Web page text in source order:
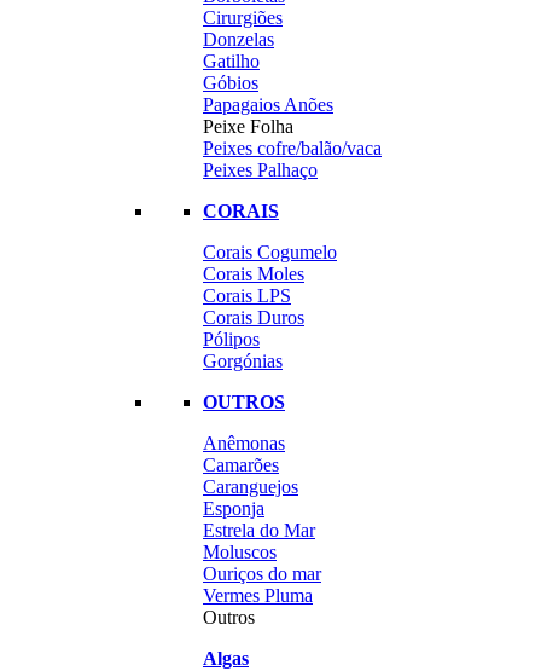
Cirurgiões
Donzelas
Gatilho
Góbios
Papagaios Anões
Peixe Folha
Peixes cofre/balão/vaca
Peixes Palhaço
CORAIS
Corais Cogumelo
Corais Moles
Corais LPS
Corais Duros
Pólipos
Gorgónias
OUTROS
Anêmonas
Camarões
Caranguejos
Esponja
Estrela do Mar
Moluscos
Ouriços do mar
Vermes Pluma
Outros
Algas